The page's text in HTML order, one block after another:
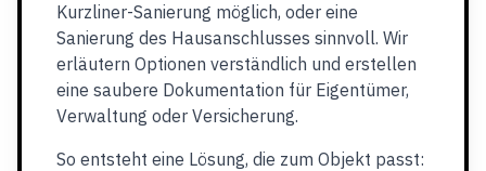
Kurzliner-Sanierung möglich, oder eine
Sanierung des Hausanschlusses sinnvoll. Wir
erläutern Optionen verständlich und erstellen
eine saubere Dokumentation für Eigentümer,
Verwaltung oder Versicherung.
So entsteht eine Lösung, die zum Objekt passt: